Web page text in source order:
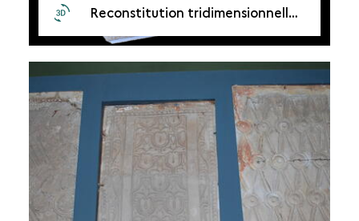
Reconstitution tridimensionnelle du mihrab de la mosquée Banat-al Hasan